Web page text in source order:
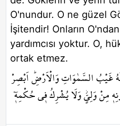
O'nundur. O ne güzel
İşitendir! Onların
yardımcısı yoktur. O,
ortak etmez.
لَهُ غَيْبُ السَّمٰوَاتِ وَالْاَرْضِۜ اَبْصِرْ
مِنْ وَلِيٍّۘ وَلَا يُشْرِكُ ف۪ي حُكْمِه۪ٓ